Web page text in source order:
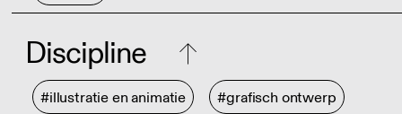
Discipline
#illustratie en animatie #grafisch ontwerp